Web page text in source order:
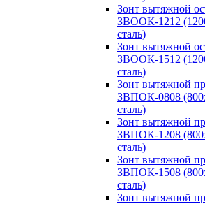
Зонт вытяжной
ЗВООК-1212
сталь)
Зонт вытяжной
ЗВООК-1512
сталь)
Зонт вытяжной
ЗВПОК-0808
сталь)
Зонт вытяжной
ЗВПОК-1208
сталь)
Зонт вытяжной
ЗВПОК-1508
сталь)
Зонт вытяжной